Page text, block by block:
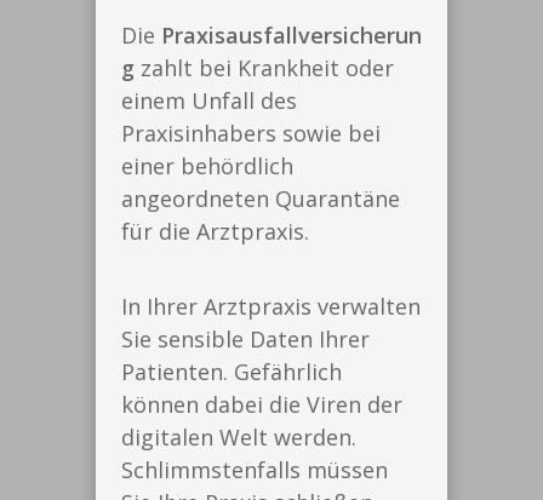
Die Praxisausfallversicherun
g zahlt bei Krankheit oder
einem Unfall des
Praxisinhabers sowie bei
einer behördlich
angeordneten Quarantäne
für die Arztpraxis.
In Ihrer Arztpraxis verwalten
Sie sensible Daten Ihrer
Patienten. Gefährlich
können dabei die Viren der
digitalen Welt werden.
Schlimmstenfalls müssen